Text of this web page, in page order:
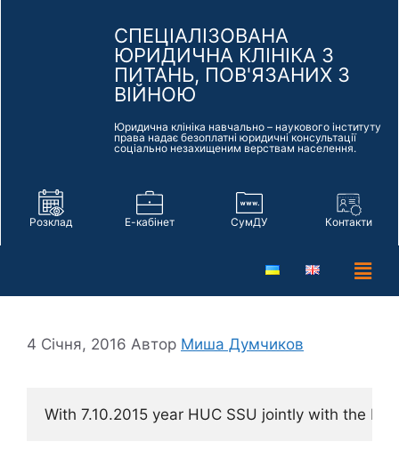
СПЕЦІАЛІЗОВАНА
ЮРИДИЧНА КЛІНІКА З
ПИТАНЬ, ПОВ'ЯЗАНИХ З
ВІЙНОЮ
Юридична клініка навчально – наукового інституту
права надає безоплатні юридичні консультації
соціально незахищеним верствам населення.
Розклад Е-кабінет СумДУ Контакти
4 Січня, 2016 Автор Миша Думчиков
With 7.10.2015 year HUC SSU jointly with the